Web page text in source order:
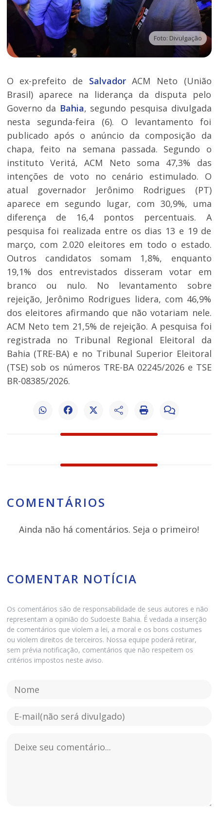
Foto: Divulgação
O ex-prefeito de SalvadorACM Neto (União
Brasil) aparece na liderança da disputa pelo
Governo da Bahia, segundo pesquisa divulgada
nesta segunda-feira (6). O levantamento foi
publicado após o anúncio da composição da
chapa, feito na semana passada. Segundo o
instituto Veritá, ACM Neto soma 47,3% das
intenções de voto no cenário estimulado. O
atual governador Jerônimo Rodrigues (PT)
aparece em segundo lugar, com 30,9%, uma
diferença de 16,4 pontos percentuais. A
pesquisa foi realizada entre os dias 13 e 19 de
março, com 2.020 eleitores em todo o estado.
Outros candidatos somam 1,8%, enquanto
19,1% dos entrevistados disseram votar em
branco ou nulo. No levantamento sobre
rejeição, Jerônimo Rodrigues lidera, com 46,9%
dos eleitores afirmando que não votariam nele.
ACM Neto tem 21,5% de rejeição. A pesquisa foi
registrada no Tribunal Regional Eleitoral da
Bahia (TRE-BA) e no Tribunal Superior Eleitoral
(TSE) sob os números TRE-BA 02245/2026 e TSE
BR-08385/2026.
COMENTÁRIOS
Ainda não há comentários. Seja o primeiro!
COMENTAR NOTÍCIA
Os comentários são de responsabilidade de seus autores e não
representam a opinião do Sudoeste Bahia. É vedada a inserção
de comentários que violem a lei, a moral e os bons costumes
ou violem direitos de terceiros. Nossa equipe poderá retirar,
sem prévia notificação, comentários que não respeitem os
critérios impostos neste aviso.